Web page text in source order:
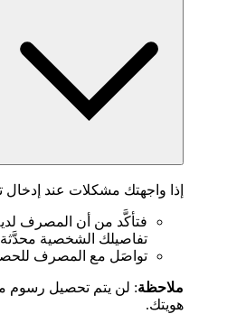
إذا واجهتك مشكلات عند إدخال
فتأكَّد من أن المصرف
تفاصيلك الشخصية
تواصَل مع المصرف
ملاحظة: لن يتم تحصيل رسوم
هويتك.